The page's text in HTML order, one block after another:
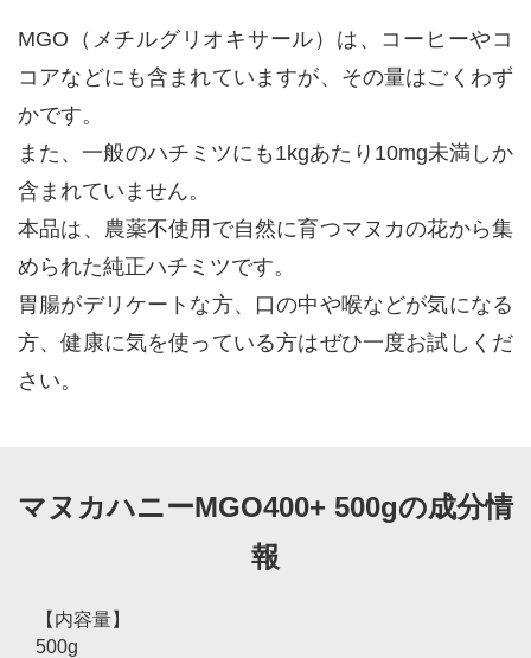
MGO（メチルグリオキサール）は、コーヒーやコ
コアなどにも含まれていますが、その量はごくわず
かです。
また、一般のハチミツにも1kgあたり10mg未満しか
含まれていません。
本品は、農薬不使用で自然に育つマヌカの花から集
められた純正ハチミツです。
胃腸がデリケートな方、口の中や喉などが気になる
方、健康に気を使っている方はぜひ一度お試しくだ
さい。
マヌカハニーMGO400+ 500gの成分情
報
【内容量】
500g